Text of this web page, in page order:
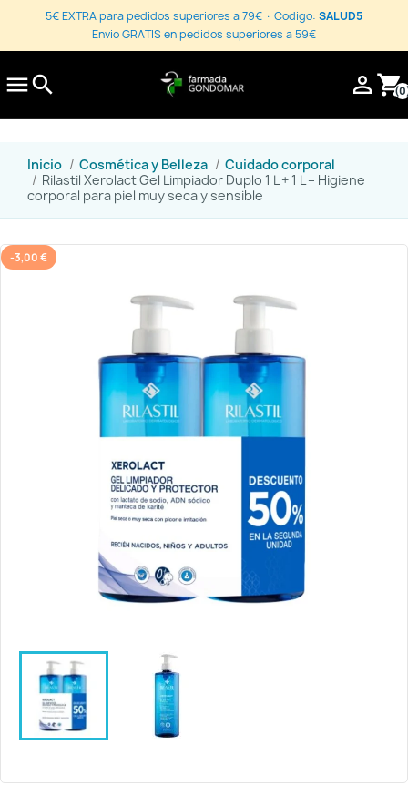
5€ EXTRA para pedidos superiores a 79€ · Codigo: SALUD5
Envio GRATIS en pedidos superiores a 59€
search  shopping_cart
Inicio Cosmética y Belleza
Cuidado corporal
Rilastil Xerolact Gel Limpiador Duplo 1 L + 1 L – Higiene
corporal para piel muy seca y sensible
-3,00 €